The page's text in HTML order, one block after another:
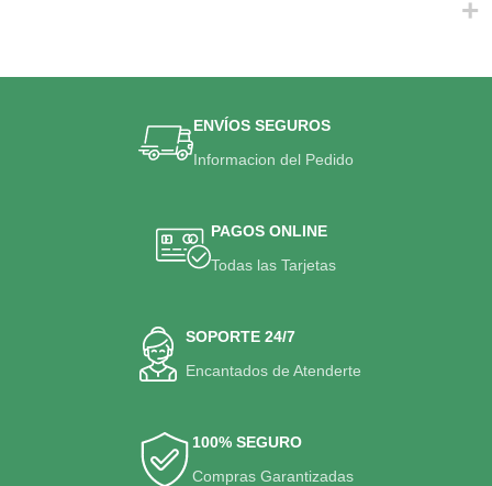
ENVÍOS SEGUROS
Informacion del Pedido
PAGOS ONLINE
Todas las Tarjetas
SOPORTE 24/7
Encantados de Atenderte
100% SEGURO
Compras Garantizadas